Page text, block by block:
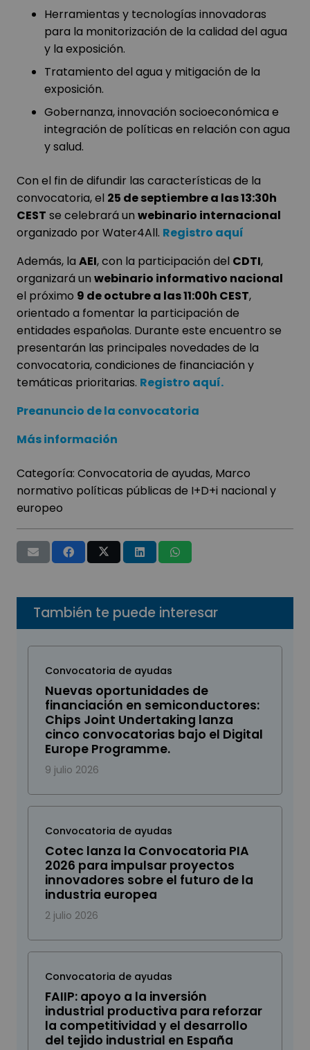
Herramientas y tecnologías innovadoras
para la monitorización de la calidad del agua
y la exposición.
Tratamiento del agua y mitigación de la
exposición.
Gobernanza, innovación socioeconómica e
integración de políticas en relación con agua
y salud.
Con el fin de difundir las características de la
convocatoria, el 25 de septiembre a las 13:30h
CEST se celebrará un webinario internacional
organizado por Water4All. Registro aquí
Además, la AEI, con la participación del CDTI,
organizará un webinario informativo nacional
el próximo 9 de octubre a las 11:00h CEST,
orientado a fomentar la participación de
entidades españolas. Durante este encuentro se
presentarán las principales novedades de la
convocatoria, condiciones de financiación y
temáticas prioritarias. Registro aquí.
Preanuncio de la convocatoria
Más información
Categoría: Convocatoria de ayudas, Marco
normativo políticas públicas de I+D+i nacional y
europeo
También te puede interesar
Convocatoria de ayudas
Nuevas oportunidades de
financiación en semiconductores:
Chips Joint Undertaking lanza
cinco convocatorias bajo el Digital
Europe Programme.
9 julio 2026
Convocatoria de ayudas
Cotec lanza la Convocatoria PIA
2026 para impulsar proyectos
innovadores sobre el futuro de la
industria europea
2 julio 2026
Convocatoria de ayudas
FAIIP: apoyo a la inversión
industrial productiva para reforzar
la competitividad y el desarrollo
del tejido industrial en España